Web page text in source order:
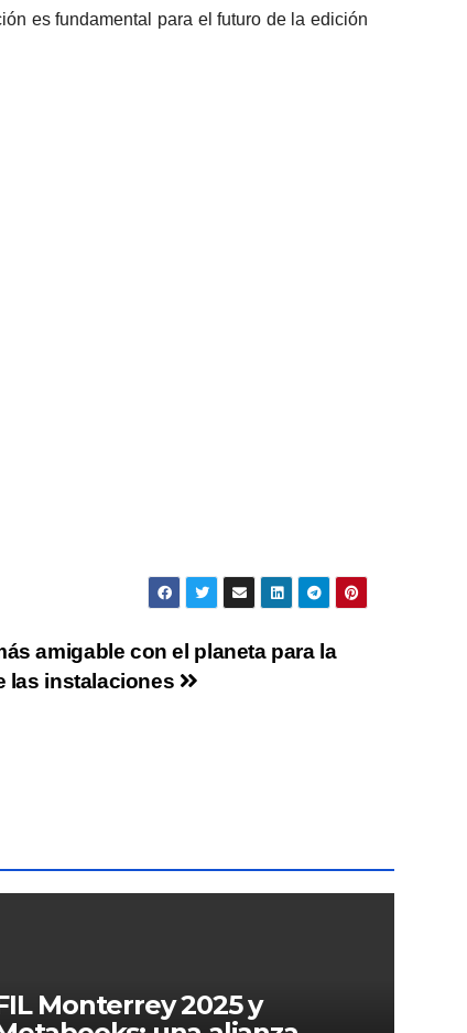
es fundamental para el futuro de la edición
amigable con el planeta para la
las instalaciones
Monterrey 2025 y